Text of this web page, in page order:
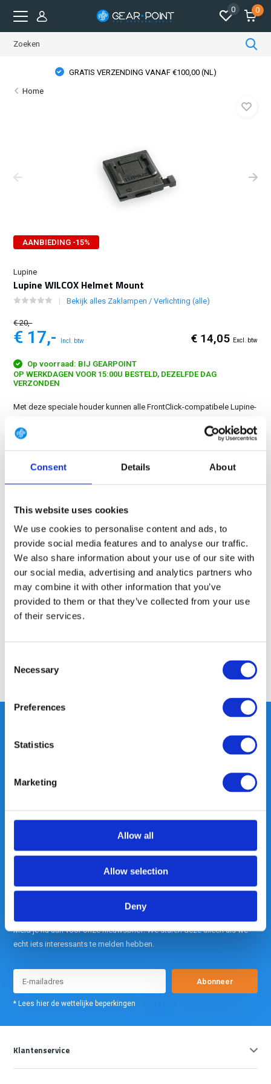
Consent Details About
This website uses cookies
We use cookies to personalise content and ads, to
provide social media features and to analyse our traffic.
We also share information about your use of our site with
our social media, advertising and analytics partners who
may combine it with other information that you’ve
provided to them or that they’ve collected from your use
of their services.
Selection
Necessary
Preferences
Statistics
Marketing
Allow all
Allow selection
Deny
0 0
GRATIS VERZENDING VANAF €100,00 (NL)
Home
AANBIEDING -15%
Lupine
Lupine WILCOX Helmet Mount
Bekijk alles Zaklampen / Verlichting (alle)
€ 20,-
€ 17,- Incl. btw € 14,05 Excl. btw
Op voorraad: BIJ GEARPOINT
OP WERKDAGEN VOOR 15:00U BESTELD, DEZELFDE DAG
VERZONDEN
Met deze speciale houder kunnen alle FrontClick-compatibele Lupine-
glasvezelversterkt polyamide....
GRATIS LEVERING VANAF € 100
14 DAGEN RETOURTERMIJN
Productomschrijving
Specificaties
Delen
Out of the box met klanten meedenken
Meld je nu aan voor onze nieuwsbrief. We sturen deze alleen als we
echt iets interessants te melden hebben.
Abonneer
* Lees hier de wettelijke beperkingen
Klantenservice